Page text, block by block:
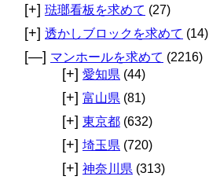
[+] 琺瑯看板を求めて (27)
[+] 透かしブロックを求めて (14)
[—] マンホールを求めて (2216)
[+] 愛知県 (44)
[+] 富山県 (81)
[+] 東京都 (632)
[+] 埼玉県 (720)
[+] 神奈川県 (313)